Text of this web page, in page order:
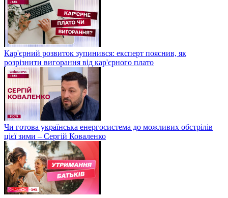
Кар'єрний розвиток зупинився: експерт пояснив, як
розрізнити вигорання від кар'єрного плато
Чи готова українська енергосистема до можливих обстрілів
цієї зими – Сергій Коваленко